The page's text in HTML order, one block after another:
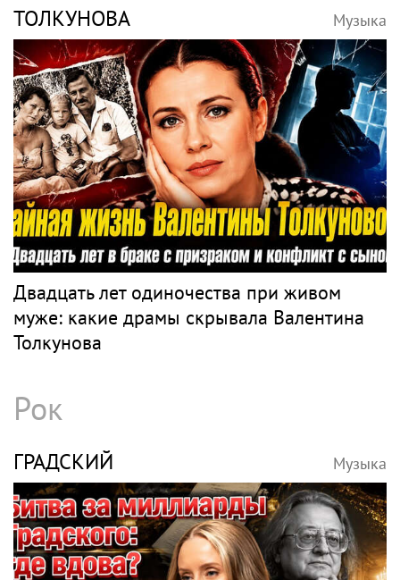
ТОЛКУНОВА Музыка
Двадцать лет одиночества при живом
муже: какие драмы скрывала Валентина
Толкунова
Рок
ГРАДСКИЙ Музыка